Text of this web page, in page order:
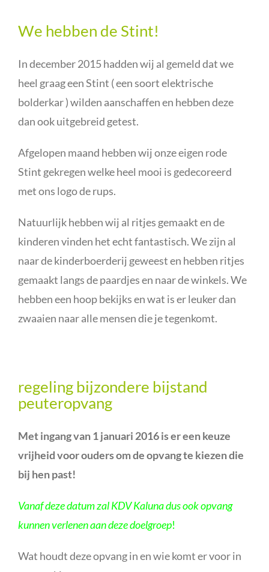
We hebben de Stint!
In december 2015 hadden wij al gemeld dat we
heel graag een Stint ( een soort elektrische
bolderkar ) wilden aanschaffen en hebben deze
dan ook uitgebreid getest.
Afgelopen maand hebben wij onze eigen rode
Stint gekregen welke heel mooi is gedecoreerd
met ons logo de rups.
Natuurlijk hebben wij al ritjes gemaakt en de
kinderen vinden het echt fantastisch. We zijn al
naar de kinderboerderij geweest en hebben ritjes
gemaakt langs de paardjes en naar de winkels. We
hebben een hoop bekijks en wat is er leuker dan
zwaaien naar alle mensen die je tegenkomt.
regeling bijzondere bijstand
peuteropvang
Met ingang van 1 januari 2016 is er een keuze
vrijheid voor ouders om deopvang te kiezen die
bij hen past!
Vanaf deze datum zal KDV Kaluna dus ook opvang
kunnen verlenen aan deze doelgroep!
Wat houdt deze opvang in en wie komt er voor in